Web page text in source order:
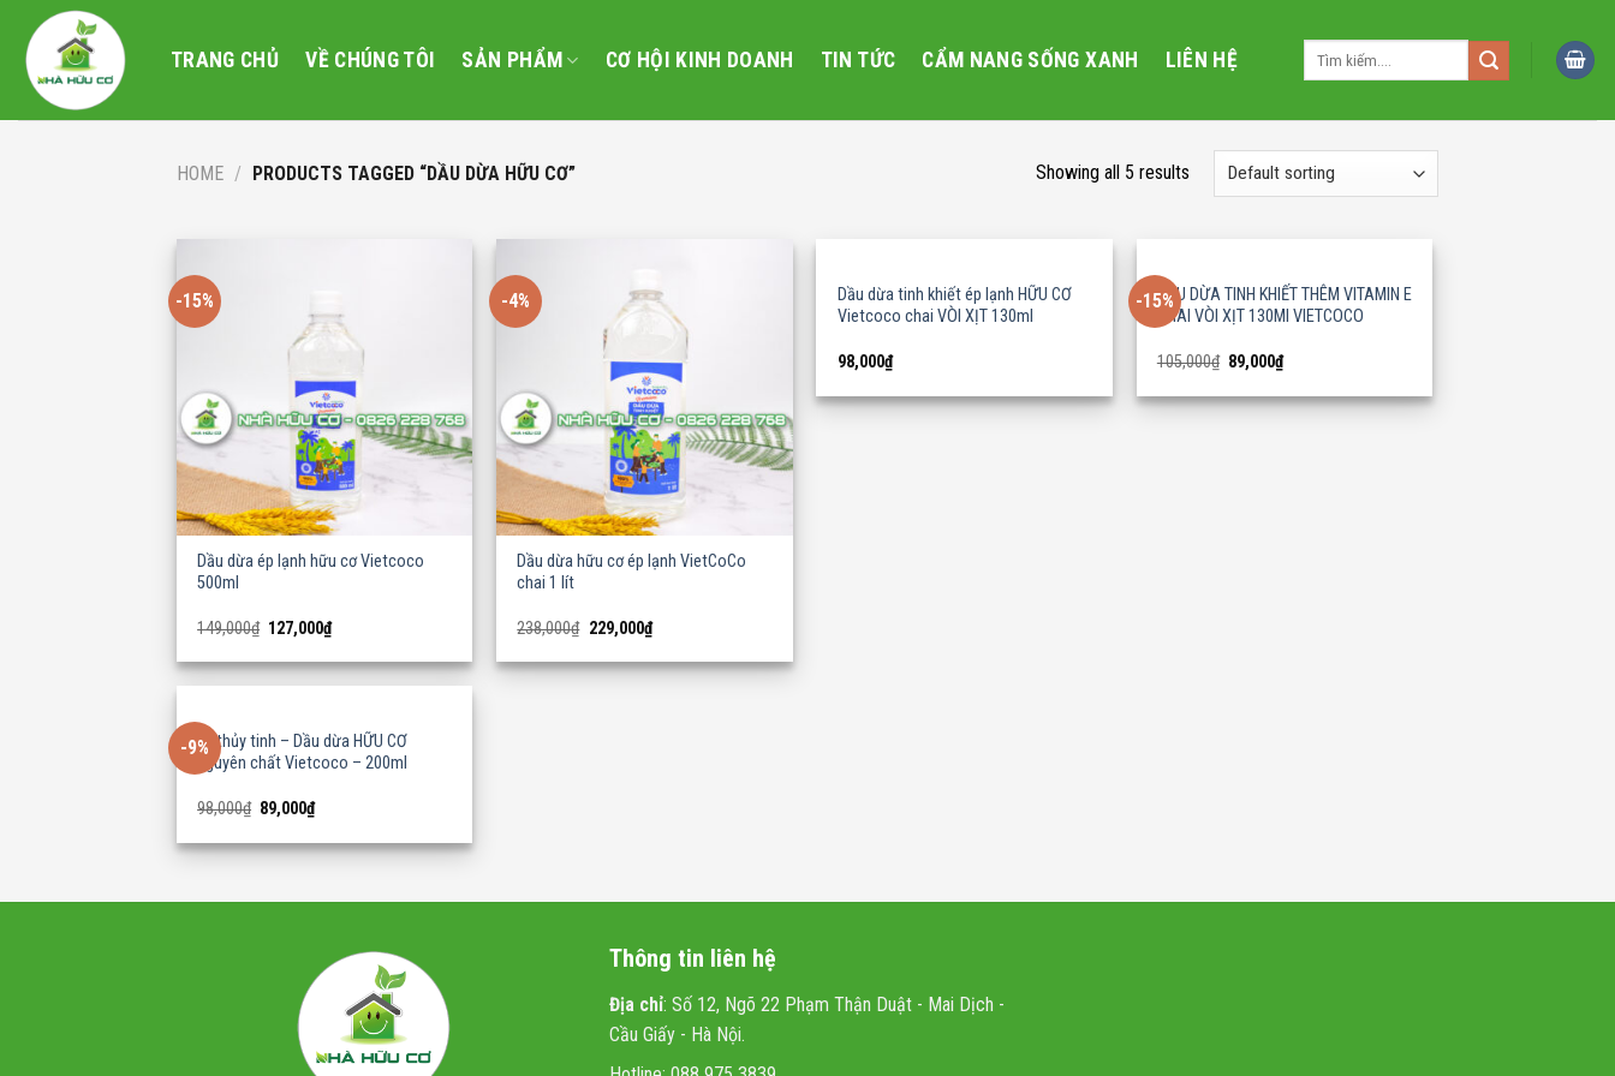
content
TRANG CHỦ VỀ CHÚNG TÔI SẢN PHẨM CƠ HỘI KINH DOANH TIN TỨC CẨM NANG SỐNG XANH LIÊN HỆ
HOME / PRODUCTS TAGGED “DẦU DỪA HỮU CƠ” Showing all 5 results
-15%
Dầu dừa ép lạnh hữu cơ Vietcoco
500ml
149,000₫ Original
price
was:
149,000₫.
127,000₫Current
price
is:
127,000₫.
-4%
Dầu dừa hữu cơ ép lạnh VietCoCo
chai 1 lít
238,000₫ Original
price
was:
238,000₫.
229,000₫Current
price
is:
229,000₫.
Dầu dừa tinh khiết ép lạnh HỮU CƠ
Vietcoco chai VÒI XỊT 130ml
98,000₫
-15%DẦU DỪA TINH KHIẾT THÊM VITAMIN E
CHAI VÒI XỊT 130Ml VIETCOCO
105,000₫ Original
price
was:
105,000₫.
89,000₫Current
price
is:
89,000₫.
-9%Lọ thủy tinh – Dầu dừa HỮU CƠ
nguyên chất Vietcoco – 200ml
98,000₫ Original
price
was:
98,000₫.
89,000₫Current
price
is:
89,000₫.
Thông tin liên hệ
Địa chỉ: Số 12, Ngõ 22 Phạm Thận Duật - Mai Dịch -
Cầu Giấy - Hà Nội.